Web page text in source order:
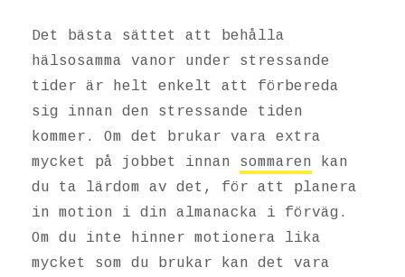
Det bästa sättet att behålla
hälsosamma vanor under stressande
tider är helt enkelt att förbereda
sig innan den stressande tiden
kommer. Om det brukar vara extra
mycket på jobbet innan sommaren
kan
du ta lärdom av det, för att planera
in motion i din almanacka i förväg.
Om du inte hinner motionera lika
mycket som du brukar kan det vara